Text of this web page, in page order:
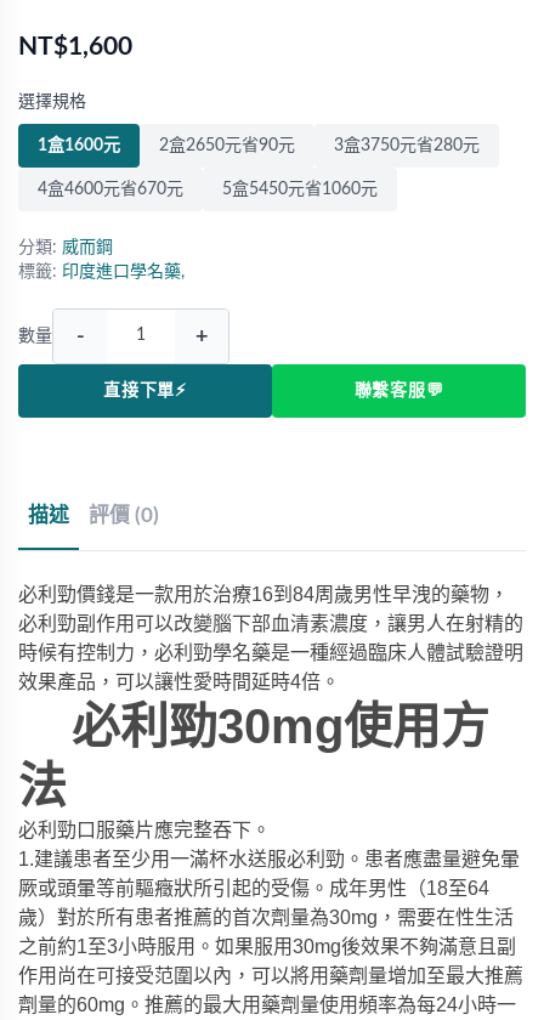
NT$1,600
選擇規格
1盒1600元 2盒2650元省90元 3盒3750元省280元
4盒4600元省670元 5盒5450元省1060元
分類: 威而鋼
標籤: 印度進口學名藥,
數量 - +
直接下單⚡ 聯繫客服💬
描述 評價 (0)
必利勁價錢是一款用於治療16到84周歲男性早洩的藥物，
必利勁副作用可以改變腦下部血清素濃度，讓男人在射精的
時候有控制力，必利勁學名藥是一種經過臨床人體試驗證明
效果產品，可以讓性愛時間延時4倍。
必利勁30mg使用方
法
必利勁口服藥片應完整吞下。
1.建議患者至少用一滿杯水送服必利勁。患者應盡量避免暈
厥或頭暈等前驅癥狀所引起的受傷。成年男性（18至64
歲）對於所有患者推薦的首次劑量為30mg，需要在性生活
之前約1至3小時服用。如果服用30mg後效果不夠滿意且副
作用尚在可接受范圍以內，可以將用藥劑量增加至最大推薦
劑量的60mg。推薦的最大用藥劑量使用頻率為每24小時一